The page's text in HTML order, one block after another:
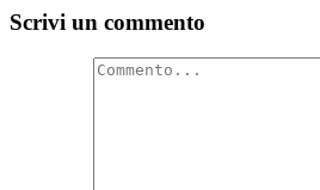
Scrivi un commento